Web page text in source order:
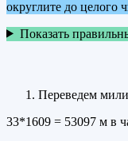
округлите до целого
Показать
Переведем
33*1609 = 53097 м в